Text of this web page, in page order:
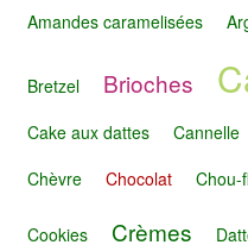
Amandes caramelisées
Bretzel Brioches
Cake aux dattes
Cannelle
Chèvre
Chocolat Chou-
Cookies Crèmes